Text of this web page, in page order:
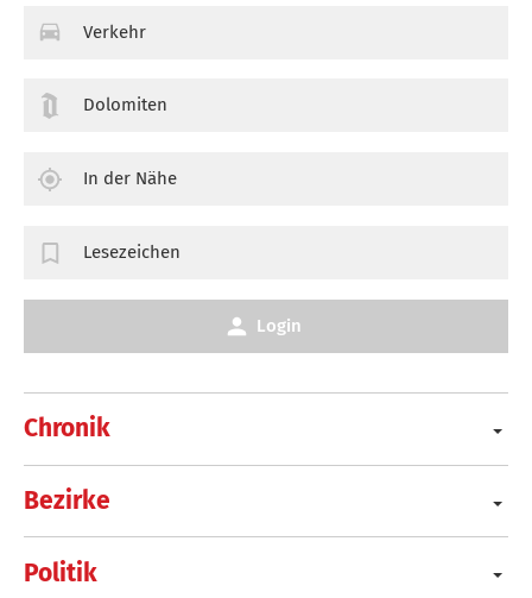
Chronik
Bezirke
Politik
Verkehr
Dolomiten
In der Nähe
Lesezeichen
Login